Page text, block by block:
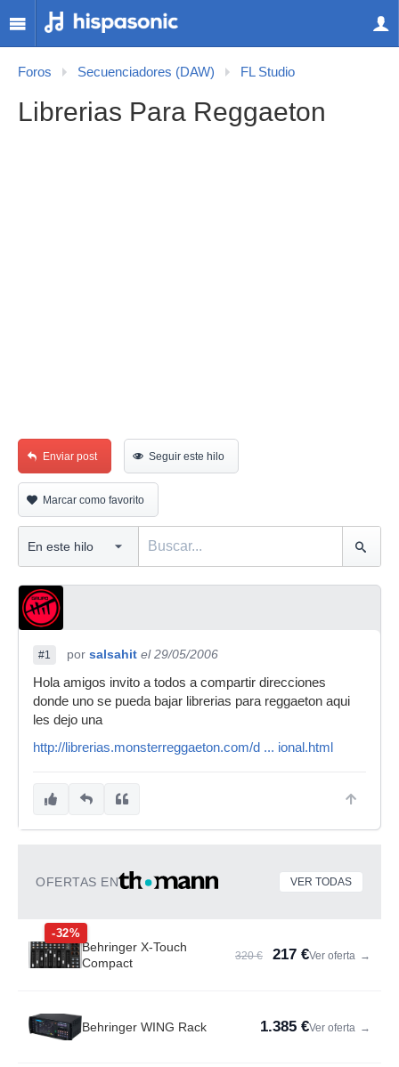
Foros Secuenciadores (DAW) FL Studio
Librerias Para Reggaeton
Enviar post Seguir este hilo
Marcar como favorito
#1 por salsahit el 29/05/2006
Hola amigos invito a todos a compartir direcciones
donde uno se pueda bajar librerias para reggaeton aqui
les dejo una
http://librerias.monsterreggaeton.com/d ... ional.html
OFERTAS EN VER TODAS
-32%
Behringer X-Touch
Compact
320 € 217 €Ver oferta →
Behringer WING Rack 1.385 €Ver oferta →